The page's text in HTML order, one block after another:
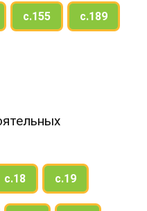
с.155 с.189
с.18 с.19